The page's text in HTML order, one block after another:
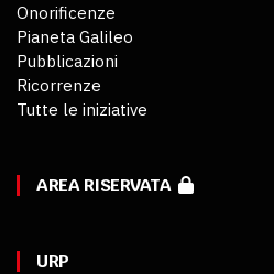
Onorificenze
Pianeta Galileo
Pubblicazioni
Ricorrenze
Tutte le iniziative
AREA RISERVATA
URP